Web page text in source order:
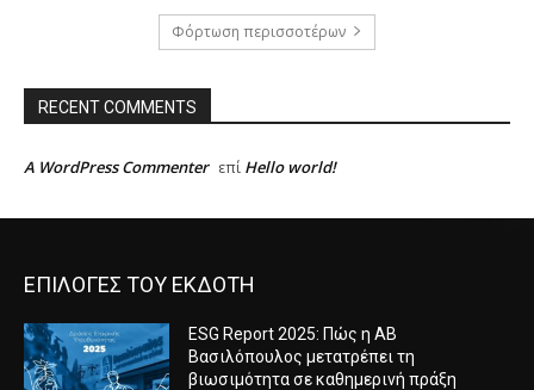
Φόρτωση περισσοτέρων
RECENT COMMENTS
A WordPress Commenter επί Hello world!
ΕΠΙΛΟΓΕΣ ΤΟΥ ΕΚΔΟΤΗ
ESG Report 2025: Πώς η ΑΒ
Βασιλόπουλος μετατρέπει τη
βιωσιμότητα σε καθημερινή πράξη